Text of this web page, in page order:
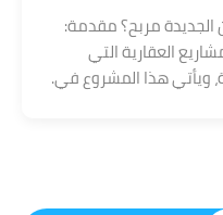
الجديدة مربح؟ مقدمة:
العقارية التي
ويأتي هذا المشروع في.